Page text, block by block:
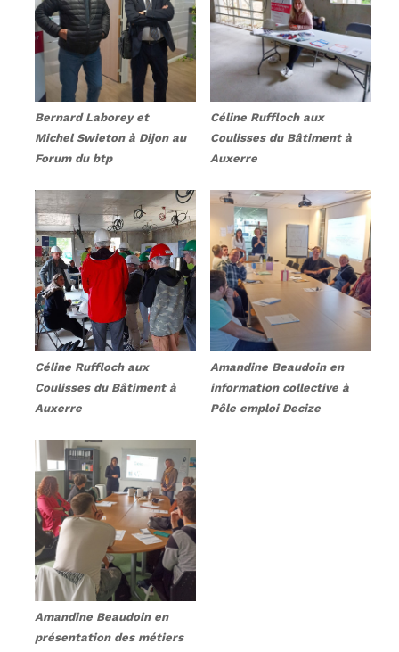
Bernard Laborey et
Michel Swieton à Dijon au
Forum du btp
Céline Ruffloch aux
Coulisses du Bâtiment à
Auxerre
Céline Ruffloch aux
Coulisses du Bâtiment à
Auxerre
Amandine Beaudoin en
information collective à
Pôle emploi Decize
Amandine Beaudoin en
présentation des métiers